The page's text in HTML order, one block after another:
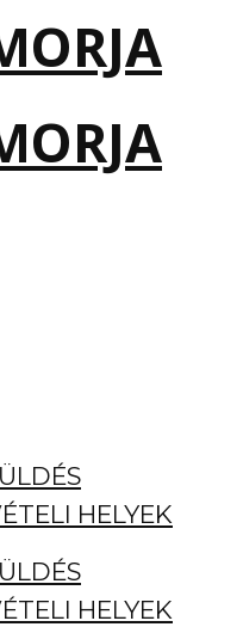
HELYEK
HELYEK